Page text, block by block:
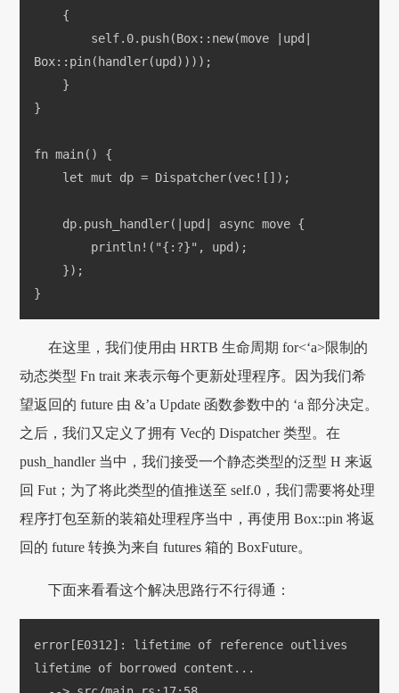
    {
Box::pin(handler(upd))));
    }
}
fn main() {
    let mut dp = Dispatcher(vec![]);
    dp.push_handler(|upd| async move {
        println!("{:?}", upd);
    });
}
在这里，我们使用由 HRTB 生命周期 for<‘a>限制的
动态类型 Fn trait 来表示每个更新处理程序。因为我们希
望返回的 future 由 &’a Update 函数参数中的 ‘a 部分决定。
之后，我们又定义了拥有 Vec的 Dispatcher 类型。在
push_handler 当中，我们接受一个静态类型的泛型 H 来返
回 Fut；为了将此类型的值推送至 self.0，我们需要将处理
程序打包至新的装箱处理程序当中，再使用 Box::pin 将返
回的 future 转换为来自 futures 箱的 BoxFuture。
下面来看看这个解决思路行不行得通：
error[E0312]: lifetime of reference outlives
lifetime of borrowed content...